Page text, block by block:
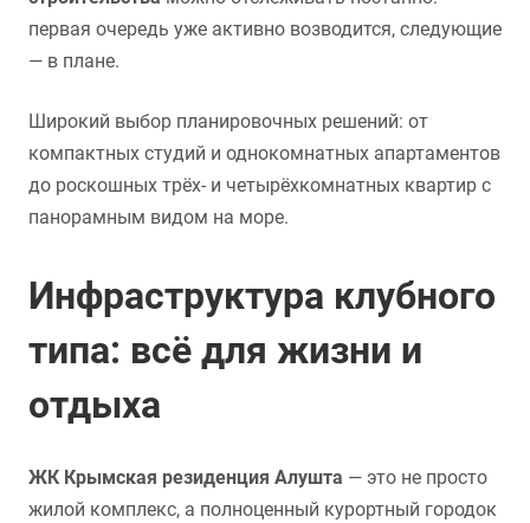
первая очередь уже активно возводится, следующие
— в плане.
Широкий выбор планировочных решений: от
компактных студий и однокомнатных апартаментов
до роскошных трёх- и четырёхкомнатных квартир с
панорамным видом на море.
Инфраструктура клубного
типа: всё для жизни и
отдыха
ЖК Крымская резиденция Алушта — это не просто
жилой комплекс, а полноценный курортный городок